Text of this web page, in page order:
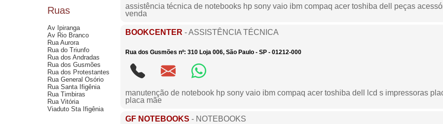
Ruas
Av Ipiranga
Av Rio Branco
Rua Aurora
Rua do Triunfo
Rua dos Andradas
Rua dos Gusmões
Rua dos Protestantes
Rua General Osório
Rua Santa Ifigênia
Rua Timbiras
Rua Vitória
Viaduto Sta Ifigênia
assistência técnica de notebooks hp sony vaio ibm compaq acer toshiba dell peças
venda
BOOKCENTER - ASSISTÊNCIA TÉCNICA
Rua dos Gusmões nº: 310 Loja 006, São Paulo - SP - 01212-000
manutenção de notebook hp sony vaio ibm compaq acer toshiba dell lcd s impressoras
placa mãe
GF NOTEBOOKS - NOTEBOOKS